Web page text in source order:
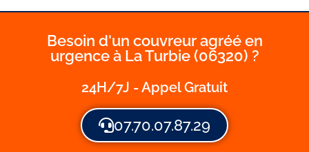
Besoin d'un couvreur agréé en
urgence à La Turbie (06320) ?
24H/7J - Appel Gratuit
07.70.07.87.29